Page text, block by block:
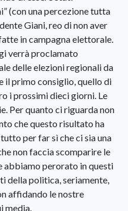
(con una percezione tutta
Giani, reo di non aver
in campagna elettorale.
verrà proclamato
delle elezioni regionali da
il primo consiglio, quello di
i prossimi dieci giorni. Le
Per quanto ci riguarda non
che questo risultato ha
per far sì che ci sia una
non faccia scomparire le
abbiamo perorato in questi
della politica, seriamente,
affidando le nostre
media.